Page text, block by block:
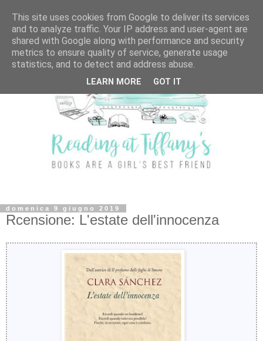
domenica 9 giugno 2019
Rcensione: L'estate dell'innocenza
This site uses cookies from Google to deliver its services
and to analyze traffic. Your IP address and user-agent are
shared with Google along with performance and security
metrics to ensure quality of service, generate usage
statistics, and to detect and address abuse.
LEARN MORE GOT IT